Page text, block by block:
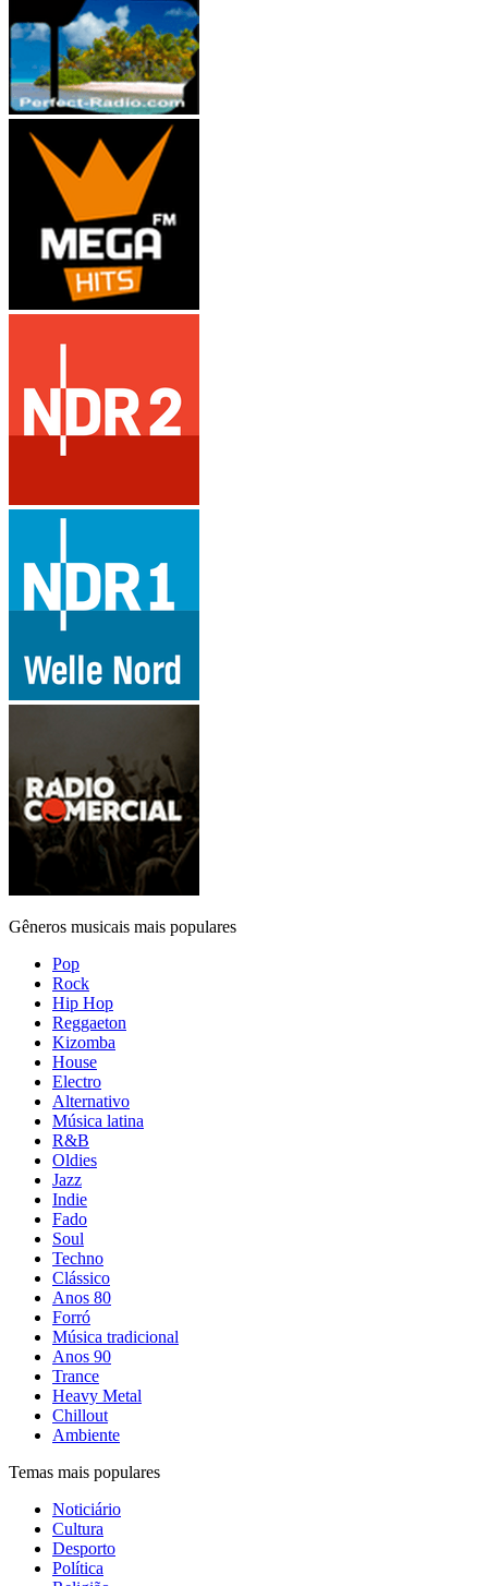
Gêneros musicais mais populares
Pop
Rock
Hip Hop
Reggaeton
Kizomba
House
Electro
Alternativo
Música latina
R&B
Oldies
Jazz
Indie
Fado
Soul
Techno
Clássico
Anos 80
Forró
Música tradicional
Anos 90
Trance
Heavy Metal
Chillout
Ambiente
Temas mais populares
Noticiário
Cultura
Desporto
Política